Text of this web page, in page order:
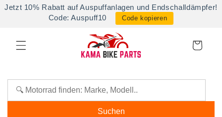
Jetzt 10% Rabatt auf Auspuffanlagen und Endschalldämpfer!
Code: Auspuff10
Code kopieren
Direkt
zum
Warenkorb
Suchen